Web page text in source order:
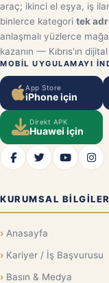
araç; ikinci el eşya, iş
binlerce kategori tek
anlaşmalı yüzlerce
kazanın — Kıbrıs'ın
MOBIL UYGULAMAYI
App Store
iPhone için
Direkt APK
Huawei için
KURUMSAL BILGILER
Anasayfa
Kariyer / İş Başvurusu
Basın & Medya